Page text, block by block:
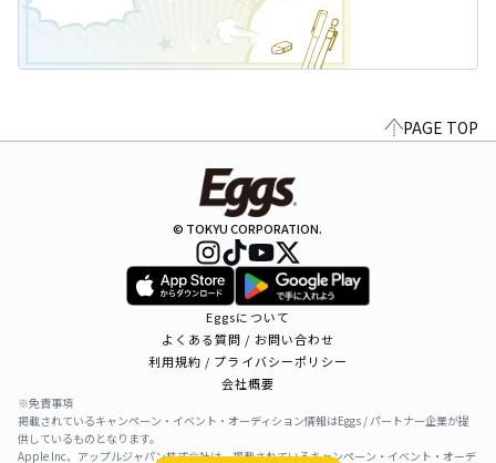
PAGE TOP
© TOKYU CORPORATION.
Eggsについて
よくある質問 / お問い合わせ
利用規約 / プライバシーポリシー
会社概要
※免責事項
掲載されているキャンペーン・イベント・オーディション情報はEggs / パートナー企業が提
供しているものとなります。
Apple Inc、アップルジャパン株式会社は、掲載されているキャンペーン・イベント・オーデ